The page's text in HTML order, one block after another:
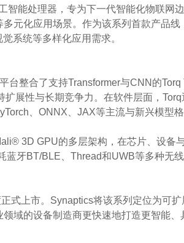
能处理器，专为下一代智能化物联网
元化应用场景。作为该系列首款产品
系统等多样化应用需求。
整合了支持Transformer与CNN的
展性与长期竞争力。在软件层面，
、ONNX、JAX等主流与新兴模型格
3D GPU的多层架构，在芯片、设备
牙BT/BLE、Thread和UWB等多种无
式上市。Synaptics将该系列定位为可
域的设备制造商更快速地打造更智能、